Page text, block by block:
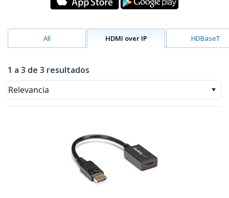
All HDMI over IP HDBaseT
1 a 3 de 3 resultados
Relevancia